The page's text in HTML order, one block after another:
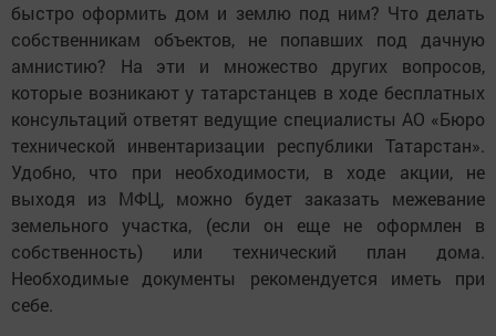
быстро оформить дом и землю под ним? Что делать
собственникам объектов, не попавших под дачную
амнистию? На эти и множество других вопросов,
которые возникают у татарстанцев в ходе бесплатных
консультаций ответят ведущие специалисты АО «Бюро
технической инвентаризации республики Татарстан».
Удобно, что при необходимости, в ходе акции, не
выходя из МФЦ, можно будет заказать межевание
земельного участка, (если он еще не оформлен в
собственность) или технический план дома.
Необходимые документы рекомендуется иметь при
себе.